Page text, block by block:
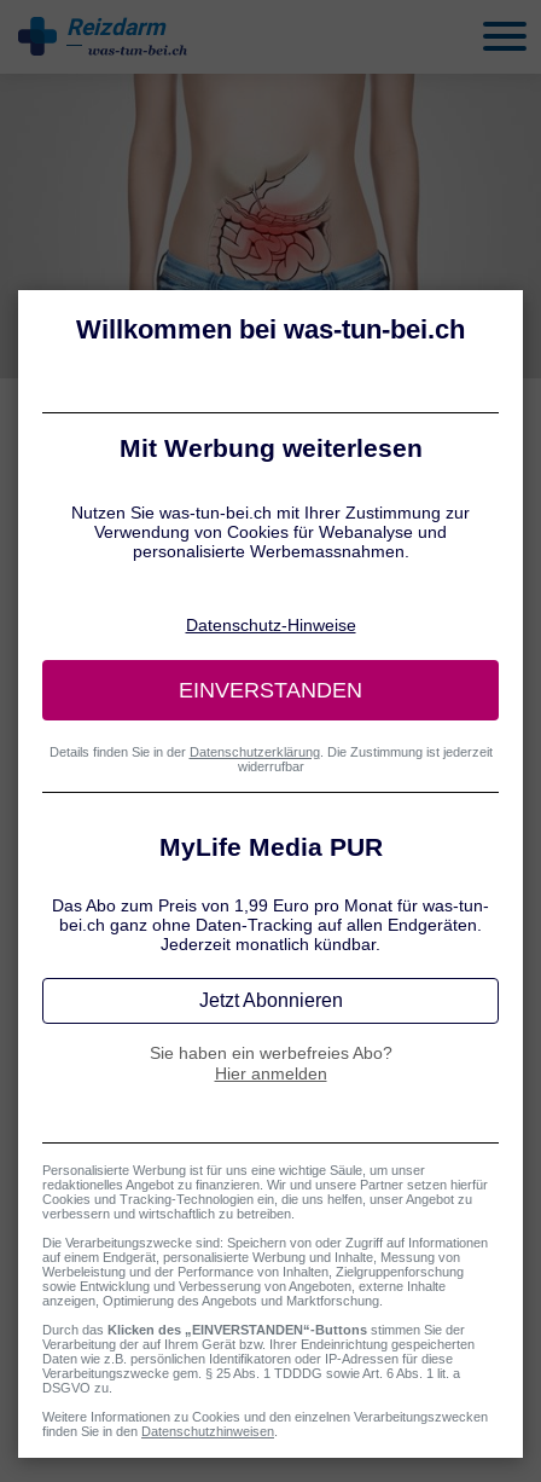
Reizdarmbehandeln
Reizdarm: Mythos oder
Die Betroffenen bilden sich die Beschwerden nur ein? Mit ihrem
wichtigsten Fakten haben wir hier für Sie zusammengestellt.
Mythos oder Wahrheit – was stimmt?
1 / 6
Betroffene bilden sich die
Menschen mit Reizdarm haben oftmals mit Vorurteilen zu
kämpfen. So bekommen sie beispielsweise häufig zu hören,
ihre Beschwerden seien sicherlich psychisch bedingt – oder gar
sie seien reine Einbildung. Schliesslich findet kein Arzt eine
Ursache für die quälenden Symptome.
Doch das ist ein Irrtum. Menschen mit Reizdarmsyndrom sind
keine „eingebildeten Kranken“ – die Beschwerden sind real. Und
oft leiden die Patienten so stark, dass die Lebensqualität
beeinträchtigt ist. Fakt ist aber auch, dass psychische
Einflüsse wie zum Beispiel Stress oft als Triggerfaktor wirken
und die Symptome auslösen oder verstärken können.